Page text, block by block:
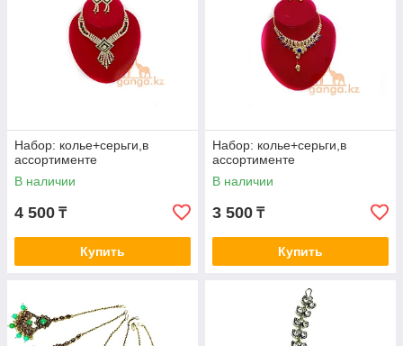
Набор: колье+серьги,в
ассортименте
В наличии
4 500 ₸
Купить
Набор: колье+серьги,в
ассортименте
В наличии
3 500 ₸
Купить